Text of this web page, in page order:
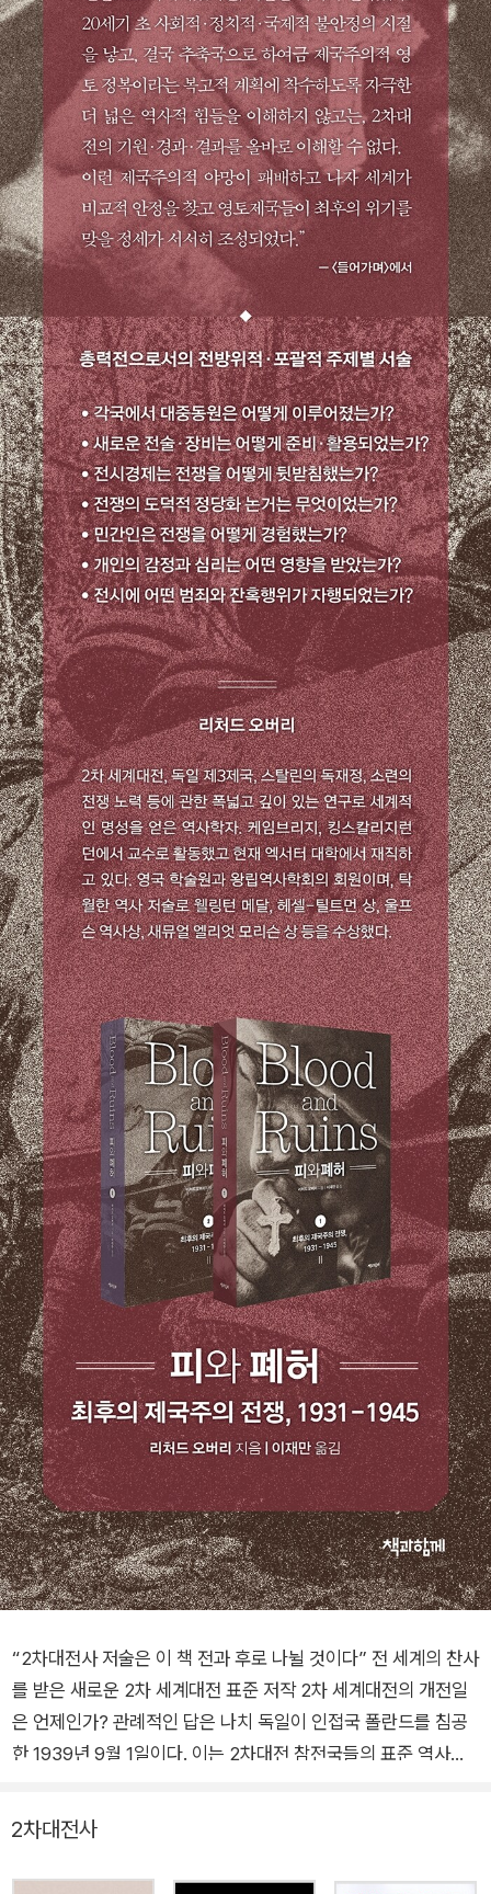
“2차대전사 저술은 이 책 전과 후로 나뉠 것이다” 전 세계의 찬사
를 받은 새로운 2차 세계대전 표준 저작 2차 세계대전의 개전일
은 언제인가? 관례적인 답은 나치 독일이 인접국 폴란드를 침공
한 1939년 9월 1일이다. 이는 2차대전 참전국들의 표준 역사관
유럽에서 발발한 전쟁이 전 세계적 전쟁으로 확대되었다는 것이
차대전 연구의 대가 리처드 오버리는 신작 《피와 폐허》에서 2차
2차대전사